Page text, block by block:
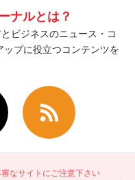
ナルとは？
ビジネスのニュース・コ
プに役立つコンテンツを
なサイトにご注意下さい